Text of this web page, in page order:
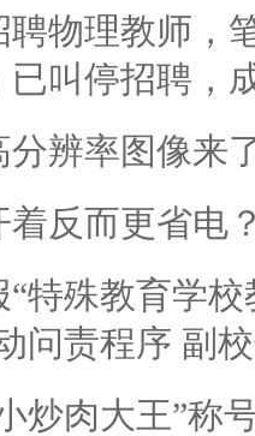
物理教师，
叫停招聘，
分辨率图像来
着反而更省电
“特殊教育学
问责程序 副
炒肉大王”称